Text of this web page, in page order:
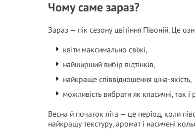
Чому саме зараз?
Зараз — пік сезону цвітіння Півоній. Це
квіти максимально свіжі,
найширший вибір відтінків,
найкраще співвідношення ціна-якість,
можливість вибрати як класичні, так і
Весна й початок літа — це період, коли
найкращу текстуру, аромат і насичені